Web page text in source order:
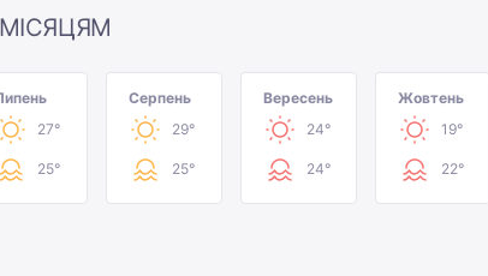
27°
25°
Серпень
29°
25°
Вересень
24°
24°
Жовтень
19°
22°